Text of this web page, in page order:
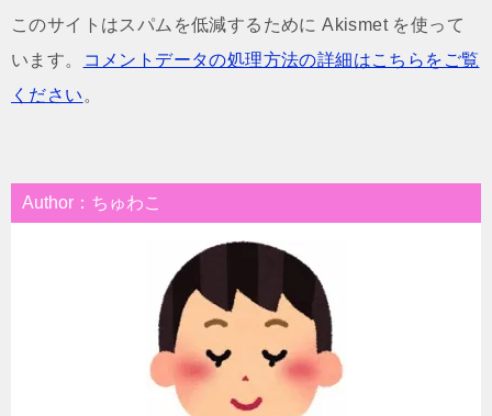
このサイトはスパムを低減するために Akismet を使って
います。
コメントデータの処理方法の詳細はこちらをご覧
ください 。
Author：ちゅわこ